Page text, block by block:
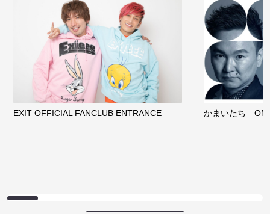
EXIT OFFICIAL FANCLUB ENTRANCE かまいたち